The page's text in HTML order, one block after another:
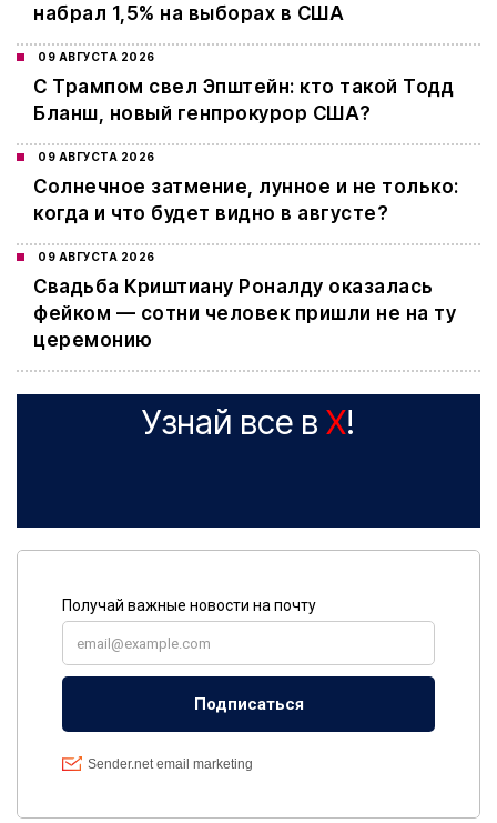
набрал 1,5% на выборах в США
09 АВГУСТА 2026
С Трампом свел Эпштейн: кто такой Тодд
Бланш, новый генпрокурор США?
09 АВГУСТА 2026
Cолнечное затмение, лунное и не только:
когда и что будет видно в августе?
09 АВГУСТА 2026
Свадьба Криштиану Роналду оказалась
фейком — сотни человек пришли не на ту
церемонию
Узнай все в X!